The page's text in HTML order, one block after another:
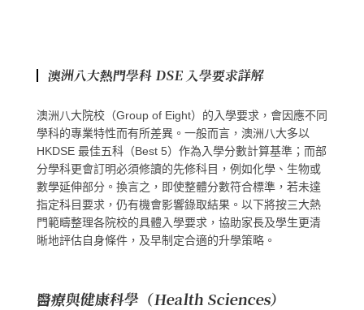
澳洲八大熱門學科 DSE 入學要求詳解
澳洲八大院校（Group of Eight）的入學要求，會因應不同
學科的專業特性而有所差異。一般而言，澳洲八大多以
HKDSE 最佳五科（Best 5）作為入學分數計算基準；而部
分學科更會訂明必須修讀的先修科目，例如化學、生物或
數學延伸部分。換言之，即使整體分數符合標準，若未達
指定科目要求，仍有機會影響錄取結果。以下將按三大熱
門範疇整理各院校的具體入學要求，協助家長及學生更清
晰地評估自身條件，及早制定合適的升學策略。
醫療與健康科學（Health Sciences）